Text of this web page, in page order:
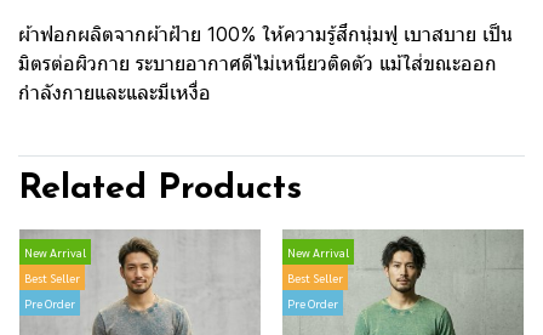
ผ้าฟอกผลิตจากผ้าฝ้าย 100% ให้ความรู้สึกนุ่มฟู เบาสบาย เป็น
มิตรต่อผิวกาย ระบายอากาศดีไม่เหนียวติดตัว แม้ใส่ขณะออก
กำลังกายและและมีเหงื่อ
Related Products
New Arrival
Best Seller
Pre Order
New Arrival
Best Seller
Pre Order